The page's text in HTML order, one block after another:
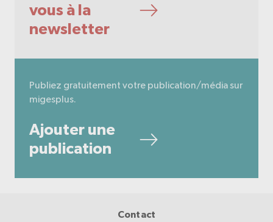
vous à la
newsletter
Publiez gratuitement votre publication/média sur
migesplus.
Ajouter une
publication
Contact